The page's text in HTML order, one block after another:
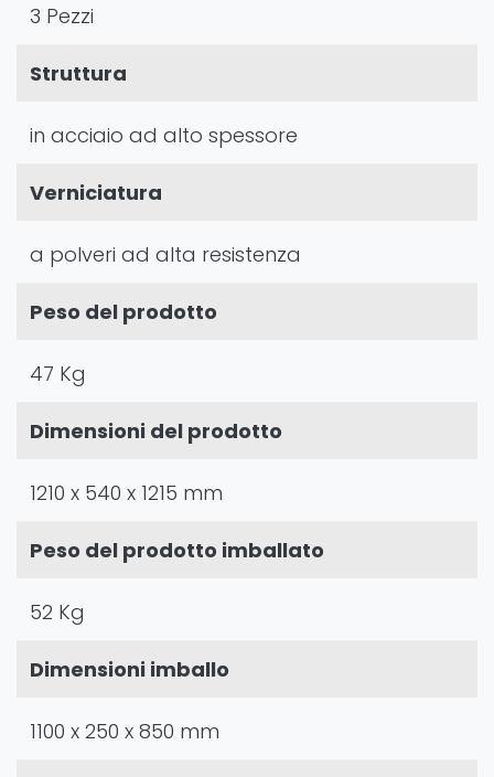
3 Pezzi
Struttura
in acciaio ad alto spessore
Verniciatura
a polveri ad alta resistenza
Peso del prodotto
47 Kg
Dimensioni del prodotto
1210 x 540 x 1215 mm
Peso del prodotto imballato
52 Kg
Dimensioni imballo
1100 x 250 x 850 mm